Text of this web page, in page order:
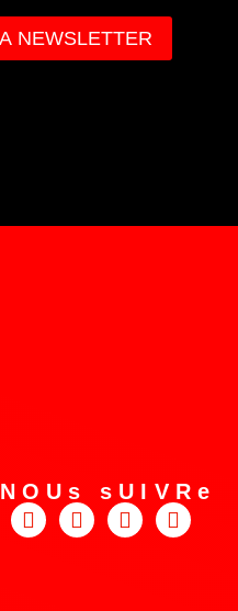
NOUs sUIVRe